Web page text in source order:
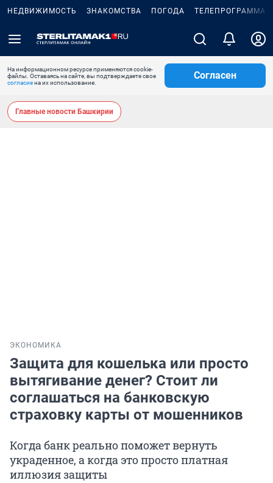
НЕДВИЖИМОСТЬ ЗНАКОМСТВА ПОГОДА ТЕЛЕПРОГРАММА
На информационном ресурсе применяются cookie-
файлы. Оставаясь на сайте, вы подтверждаете свое
согласиена их использование.
Согласен
Главные новости Башкирии
ЭКОНОМИКА
Защита для кошелька или просто
вытягивание денег? Стоит ли
соглашаться на банковскую
страховку карты от мошенников
Когда банк реально поможет вернуть
украденное, а когда это просто платная
иллюзия защиты